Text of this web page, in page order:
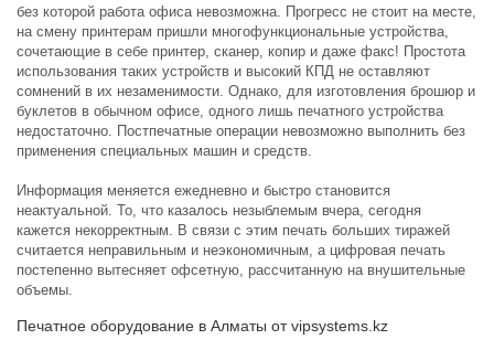
без которой работа офиса невозможна. Прогресс не стоит на месте,
на смену принтерам пришли многофункциональные устройства,
сочетающие в себе принтер, сканер, копир и даже факс! Простота
использования таких устройств и высокий КПД не оставляют
сомнений в их незаменимости. Однако, для изготовления брошюр и
буклетов в обычном офисе, одного лишь печатного устройства
недостаточно. Постпечатные операции невозможно выполнить без
применения специальных машин и средств.
Информация меняется ежедневно и быстро становится
неактуальной. То, что казалось незыблемым вчера, сегодня
кажется некорректным. В связи с этим печать больших тиражей
считается неправильным и неэкономичным, а цифровая печать
постепенно вытесняет офсетную, рассчитанную на внушительные
объемы.
Печатное оборудование в Алматы от vipsystems.kz